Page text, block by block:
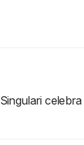
Singulari